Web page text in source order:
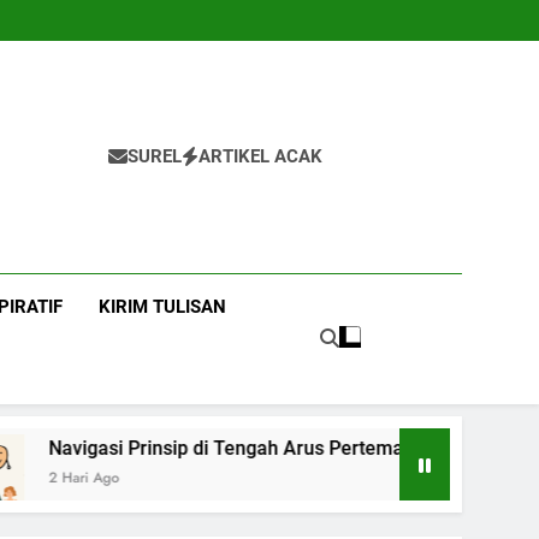
SUREL ARTIKEL ACAK
KIRIM TULISAN
di Tengah Arus Pertemanan Kampus